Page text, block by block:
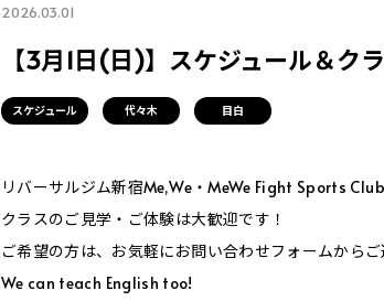
2026.03.01
【3月1日(日)】スケジュール＆ク
スケジュール 代々木 目白
リバーサルジム新宿Me,We・MeWe Fight Sports
クラスのご見学・ご体験は大歓迎です！
ご希望の方は、お気軽にお問い合わせフォームからご
We can teach English too!